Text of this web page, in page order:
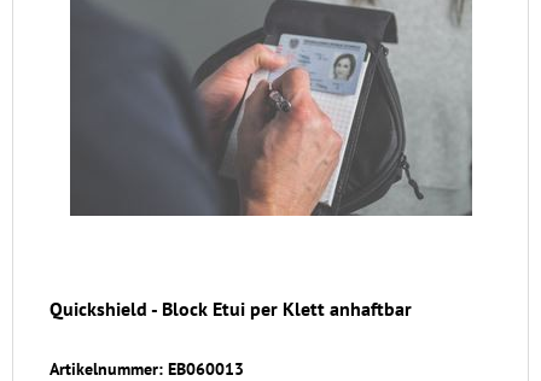
Quickshield - Block Etui per Klett anhaftbar
Artikelnummer: EB060013